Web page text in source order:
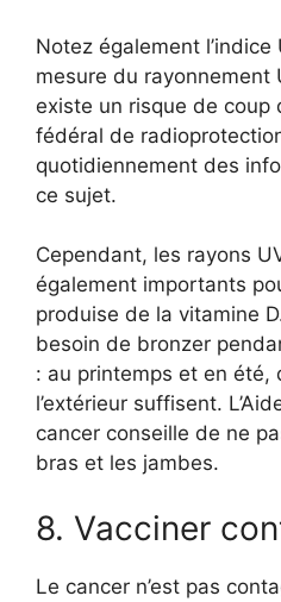
Notez également l’indice
mesure du rayonnement
existe un risque de coup
fédéral de
quotidiennement des
ce sujet.
Cependant, les rayons
également importants
produise de la vitamine
besoin de bronzer
: au printemps et en été,
l’extérieur suffisent.
cancer conseille de ne
bras et les jambes.
8. Vacciner
Le cancer n’est pas